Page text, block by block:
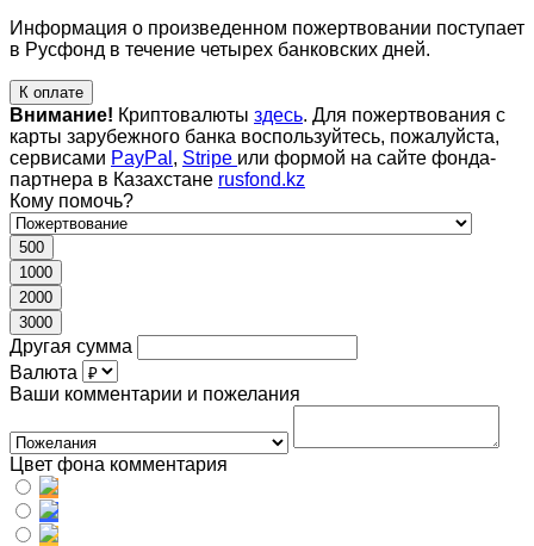
Информация о произведенном пожертвовании поступает
в Русфонд в течение четырех банковских дней.
К оплате
Внимание! Криптовалюты здесь. Для пожертвования с
карты зарубежного банка воспользуйтесь, пожалуйста,
сервисами PayPal , Stripe или формой на сайте фонда-
партнера в Казахстане rusfond.kz
Кому помочь?
500
1000
2000
3000
Другая сумма
Валюта
Ваши комментарии и пожелания
Цвет фона комментария